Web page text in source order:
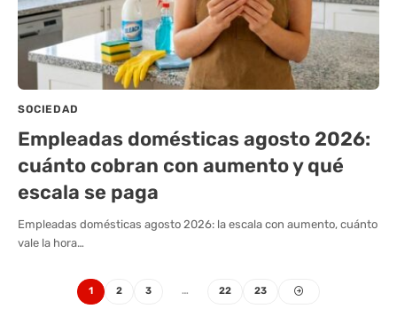
SOCIEDAD
Empleadas domésticas agosto 2026:
cuánto cobran con aumento y qué
escala se paga
Empleadas domésticas agosto 2026: la escala con aumento, cuánto
vale la hora…
1 2 3 … 22 23